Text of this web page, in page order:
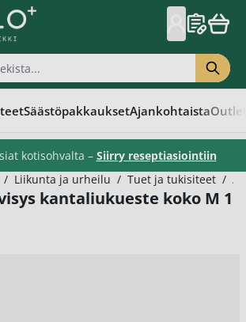
SäästöpakkauksetAjankohtaista
kotisohvalta – Siirry reseptiasiointiin
/ Liikunta ja urheilu / Tuet ja tukisiteet /
kantaliukueste koko M 1